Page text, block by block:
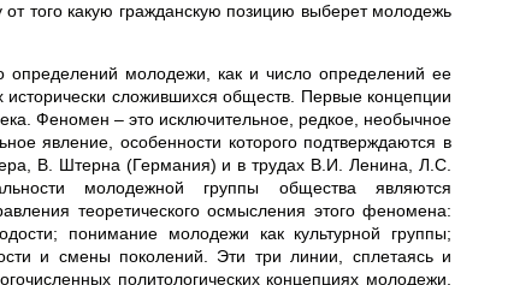
того какую гражданскую позицию выберет молодежь
определений молодежи, как и число определений ее
исторически сложившихся обществ. Первые концепции
Феномен – это исключительное, редкое, необычное
явление, особенности которого подтверждаются в
В. Штерна (Германия) и в трудах В.И. Ленина, Л.С.
молодежной группы общества являются
теоретического осмысления этого феномена:
понимание молодежи как культурной группы;
и смены поколений. Эти три линии, сплетаясь и
политологических концепциях молодежи,